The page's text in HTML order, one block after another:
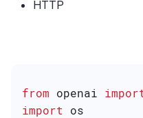
HTTP
from openai
import os